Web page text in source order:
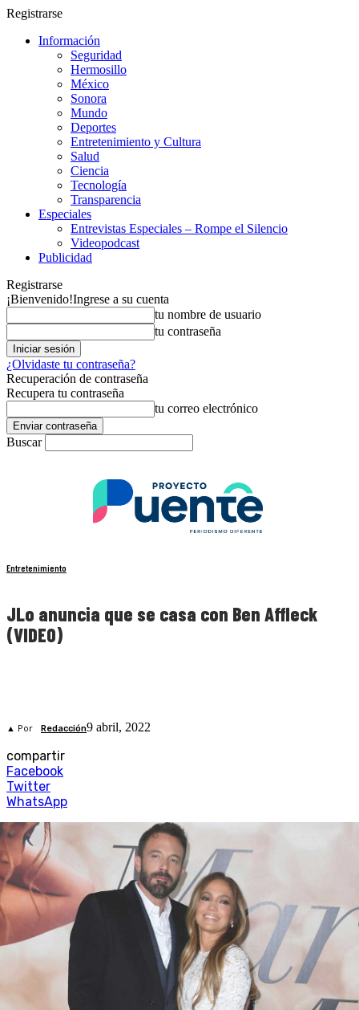
Registrarse
Información
Seguridad
Hermosillo
México
Sonora
Mundo
Deportes
Entretenimiento y Cultura
Salud
Ciencia
Tecnología
Transparencia
Especiales
Entrevistas Especiales – Rompe el Silencio
Videopodcast
Publicidad
Registrarse
¡Bienvenido!Ingrese a su cuenta
tu nombre de usuario
tu contraseña
¿Olvidaste tu contraseña?
Recuperación de contraseña
Recupera tu contraseña
tu correo electrónico
Buscar
Entretenimiento
JLo anuncia que se casa con Ben Affleck
(VIDEO)
▲ Por Redacción9 abril, 2022
compartir
Facebook
Twitter
WhatsApp